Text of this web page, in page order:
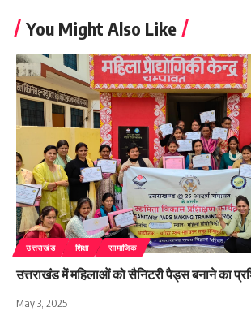
You Might Also Like
उत्तराखंड शिक्षा सामाजिक
उत्तराखंड में महिलाओं को सैनिटरी पैड्स बनाने का
May 3, 2025